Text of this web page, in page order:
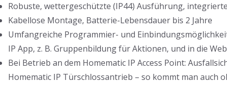
Robuste, wettergeschützte (IP44) Ausführung,
Kabellose Montage, Batterie-Lebensdauer bis 2 Jahre
Umfangreiche Programmier- und
IP App, z. B. Gruppenbildung für Aktionen, und in die
Bei Betrieb an dem Homematic IP Access Point:
Homematic IP Türschlossantrieb – so kommt man auch